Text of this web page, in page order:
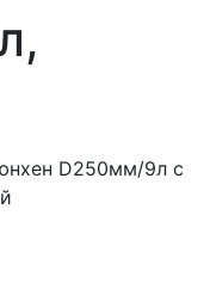
D250мм/9л с